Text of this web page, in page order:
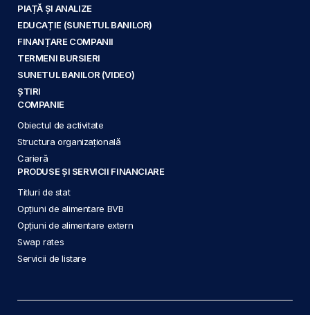
PIAȚĂ ȘI ANALIZE
EDUCAȚIE (SUNETUL BANILOR)
FINANȚARE COMPANII
TERMENI BURSIERI
SUNETUL BANILOR (VIDEO)
ȘTIRI
COMPANIE
Obiectul de activitate
Structura organizațională
Carieră
PRODUSE ȘI SERVICII FINANCIARE
Titluri de stat
Opțiuni de alimentare BVB
Opțiuni de alimentare extern
Swap rates
Servicii de listare